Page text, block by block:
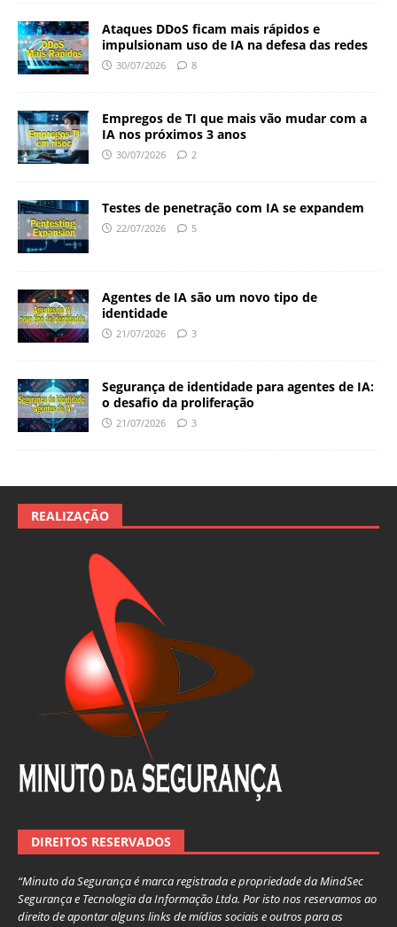
Ataques DDoS ficam mais rápidos e
impulsionam uso de IA na defesa das redes
30/07/2026 8
Empregos de TI que mais vão mudar com a
IA nos próximos 3 anos
30/07/2026 2
Testes de penetração com IA se expandem
22/07/2026 5
Agentes de IA são um novo tipo de
identidade
21/07/2026 3
Segurança de identidade para agentes de IA:
o desafio da proliferação
21/07/2026 3
REALIZAÇÃO
DIREITOS RESERVADOS
“Minuto da Segurança é marca registrada e propriedade da MindSec
Segurança e Tecnologia da Informação Ltda. Por isto nos reservamos ao
direito de apontar alguns links de mídias sociais e outros para as